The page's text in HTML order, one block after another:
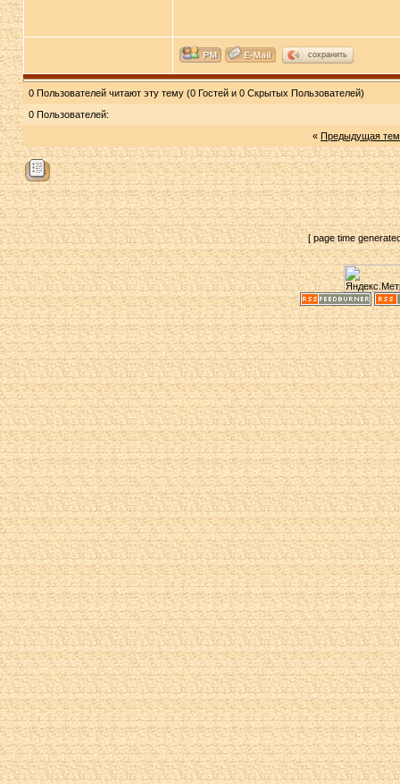
сохранить
0 Пользователей читают эту тему (0 Гостей и 0 Скрытых Пользователей)
0 Пользователей:
« Предыдущая
[ page time